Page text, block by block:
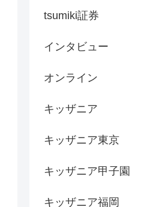
tsumiki証券
インタビュー
オンライン
キッザニア
キッザニア東京
キッザニア甲子園
キッザニア福岡